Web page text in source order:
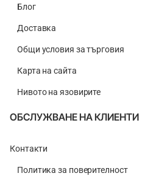
Блог
Доставка
Общи условия за търговия
Карта на сайта
Нивото на язовирите
ОБСЛУЖВАНЕ НА КЛИЕНТИ
Контакти
Политика за поверителност